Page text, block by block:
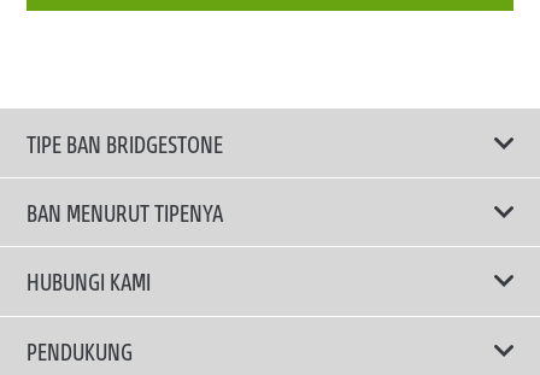
TIPE BAN BRIDGESTONE
BAN MENURUT TIPENYA
Ban ENLITEN
Ban Performa
HUBUNGI KAMI
Email Kami
PENDUKUNG